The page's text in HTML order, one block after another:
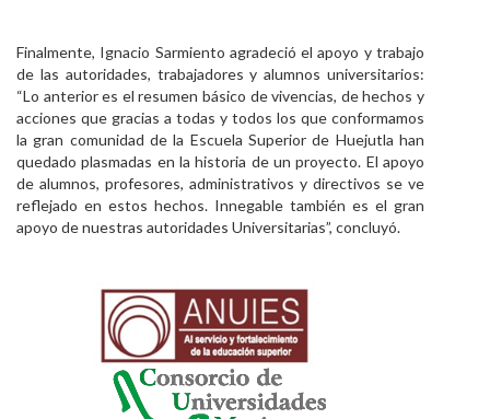
Finalmente, Ignacio Sarmiento agradeció el apoyo y trabajo
de las autoridades, trabajadores y alumnos universitarios:
“Lo anterior es el resumen básico de vivencias, de hechos y
acciones que gracias a todas y todos los que conformamos
la gran comunidad de la Escuela Superior de Huejutla han
quedado plasmadas en la historia de un proyecto. El apoyo
de alumnos, profesores, administrativos y directivos se ve
reflejado en estos hechos. Innegable también es el gran
apoyo de nuestras autoridades Universitarias”, concluyó.